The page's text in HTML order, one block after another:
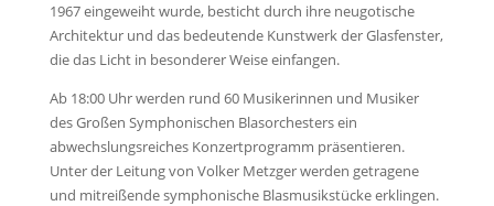
1967 eingeweiht wurde, besticht durch ihre neugotische
Architektur und das bedeutende Kunstwerk der Glasfenster,
die das Licht in besonderer Weise einfangen.
Ab 18:00 Uhr werden rund 60 Musikerinnen und Musiker
des Großen Symphonischen Blasorchesters ein
abwechslungsreiches Konzertprogramm präsentieren.
Unter der Leitung von Volker Metzger werden getragene
und mitreißende symphonische Blasmusikstücke erklingen.